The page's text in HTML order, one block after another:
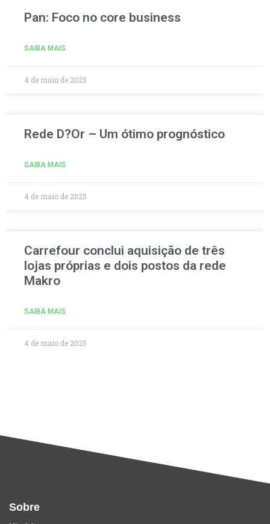
Pan: Foco no core business
SAIBA MAIS
4 de maio de 2025
Rede D?Or – Um ótimo prognóstico
SAIBA MAIS
4 de maio de 2025
Carrefour conclui aquisição de três
lojas próprias e dois postos da rede
Makro
SAIBA MAIS
4 de maio de 2025
Sobre